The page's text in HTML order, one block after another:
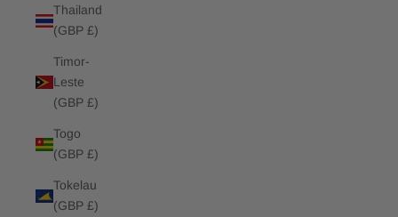
Thailand
(GBP £)
Timor-
Leste
(GBP £)
Togo
(GBP £)
Tokelau
(GBP £)